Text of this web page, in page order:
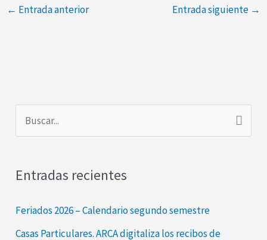
← Entrada anterior Entrada siguiente →
c
a
Entradas recientes
Feriados 2026 – Calendario segundo semestre
Casas Particulares. ARCA digitaliza los recibos de